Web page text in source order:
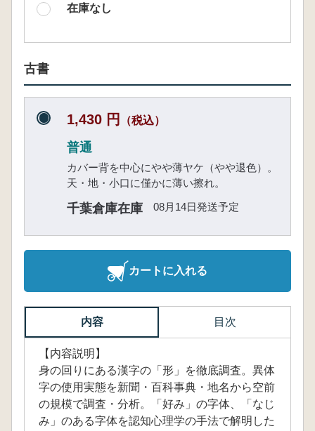
在庫なし
古書
1,430 円 （税込）
普通
カバー背を中心にやや薄ヤケ（やや退色）。
天・地・小口に僅かに薄い擦れ。
千葉倉庫在庫 08月14日発送予定
カートに入れる
内容 目次
【内容説明】
身の回りにある漢字の「形」を徹底調査。異体
字の使用実態を新聞・百科事典・地名から空前
の規模で調査・分析。「好み」の字体、「なじ
み」のある字体を認知心理学の手法で解明した